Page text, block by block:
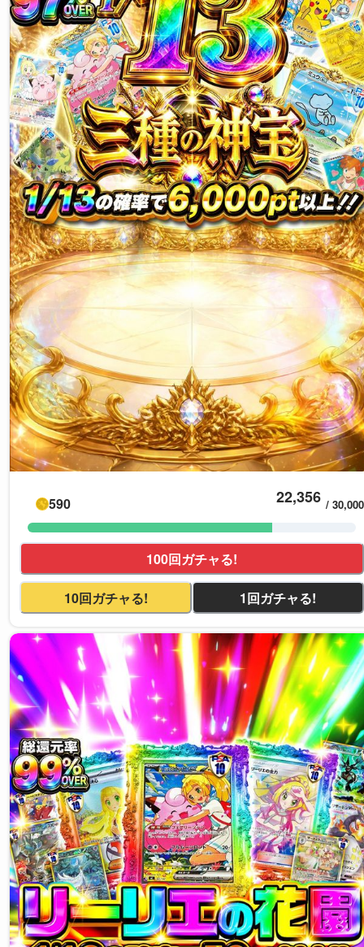
590 22,356 / 30,000
100回ガチャる!
10回ガチャる! 1回ガチャる!